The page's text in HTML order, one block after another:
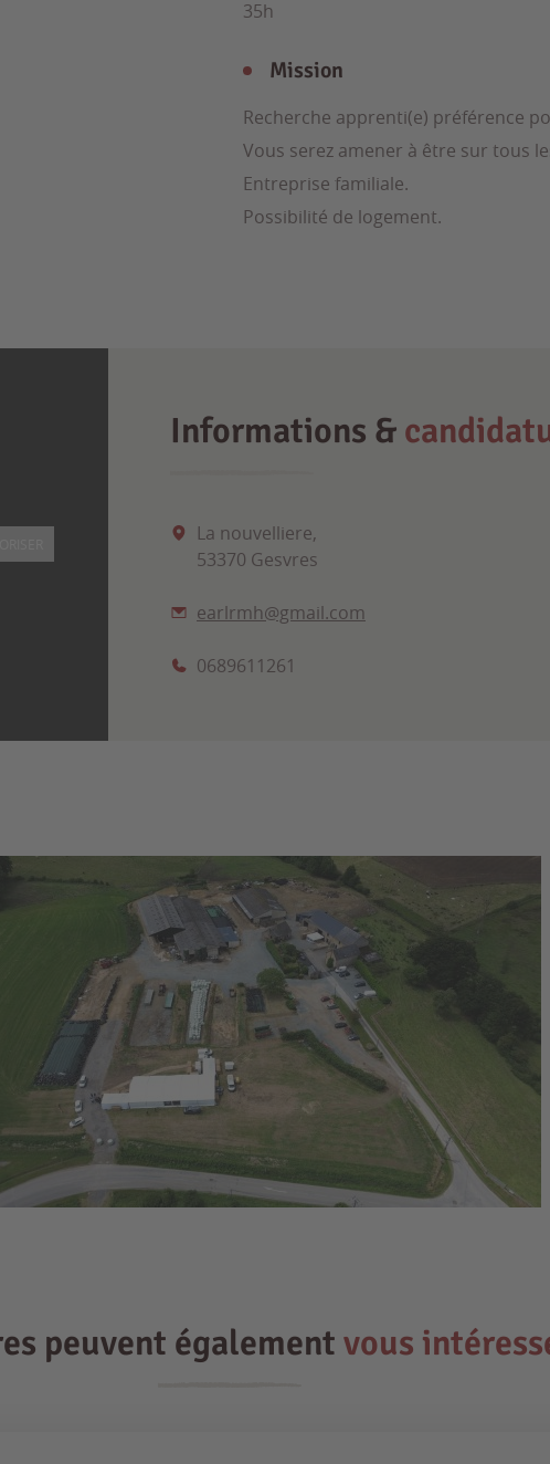
35h
Mission
Recherche apprenti(e) préférence
Vous serez amener à être sur tous
Entreprise familiale.
Possibilité de logement.
Informations &
La nouvelliere,
53370 Gesvres
earlrmh@gmail.com
0689611261
peuvent également vous